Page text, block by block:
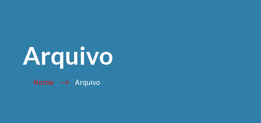
Arquivo
Home Arquivo